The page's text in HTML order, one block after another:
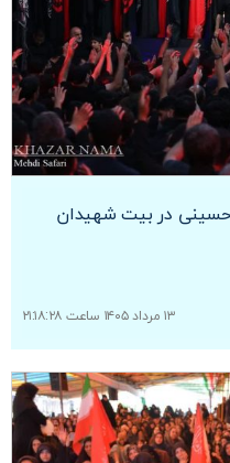
حسینی در بیت شهیدان
۱۳ مرداد ۱۴۰۵ ساعت ۲۱:۱۸:۲۸